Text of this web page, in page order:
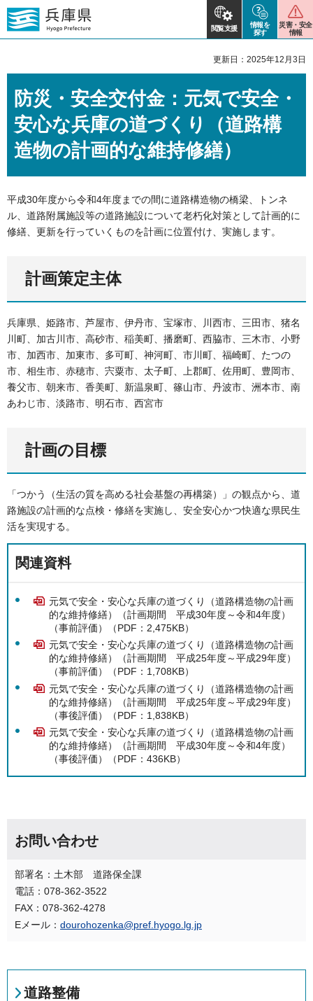
閲覧支援
情報を
探す
災害・安全
情報
更新日：2025年12月3日
防災・安全交付金：元気で安全・
安心な兵庫の道づくり（道路構
造物の計画的な維持修繕）
平成30年度から令和4年度までの間に道路構造物の橋梁、トンネ
ル、道路附属施設等の道路施設について老朽化対策として計画的に
修繕、更新を行っていくものを計画に位置付け、実施します。
計画策定主体
兵庫県、姫路市、芦屋市、伊丹市、宝塚市、川西市、三田市、猪名
川町、加古川市、高砂市、稲美町、播磨町、西脇市、三木市、小野
市、加西市、加東市、多可町、神河町、市川町、福崎町、たつの
市、相生市、赤穂市、宍粟市、太子町、上郡町、佐用町、豊岡市、
養父市、朝来市、香美町、新温泉町、篠山市、丹波市、洲本市、南
あわじ市、淡路市、明石市、西宮市
計画の目標
「つかう（生活の質を高める社会基盤の再構築）」の観点から、道
路施設の計画的な点検・修繕を実施し、安全安心かつ快適な県民生
活を実現する。
関連資料
元気で安全・安心な兵庫の道づくり（道路構造物の計画
的な維持修繕）（計画期間 平成30年度～令和4年度）
（事前評価）（PDF：2,475KB）
元気で安全・安心な兵庫の道づくり（道路構造物の計画
的な維持修繕）（計画期間 平成25年度～平成29年度）
（事前評価）（PDF：1,708KB）
元気で安全・安心な兵庫の道づくり（道路構造物の計画
的な維持修繕）（計画期間 平成25年度～平成29年度）
（事後評価）（PDF：1,838KB）
元気で安全・安心な兵庫の道づくり（道路構造物の計画
的な維持修繕）（計画期間 平成30年度～令和4年度）
（事後評価）（PDF：436KB）
お問い合わせ
部署名：土木部 道路保全課
電話：078-362-3522
FAX：078-362-4278
Eメール： dourohozenka@pref.hyogo.lg.jp
道路整備